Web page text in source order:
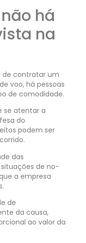
há
na
de contratar um
voo, há pessoas
de comodidade.
se atentar a
do
podem ser
das
de no-
a empresa
de
da causa,
ao valor da